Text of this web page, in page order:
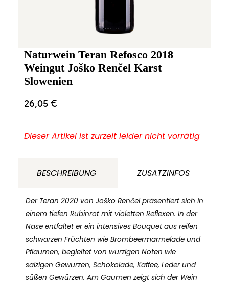
Naturwein Teran Refosco 2018
Weingut Joško Renčel Karst
Slowenien
26,05€
Dieser Artikel ist zurzeit leider nicht vorrätig
BESCHREIBUNG ZUSATZINFOS
Der Teran 2020 von Joško Renčel präsentiert sich in
einem tiefen Rubinrot mit violetten Reflexen. In der
Nase entfaltet er ein intensives Bouquet aus reifen
schwarzen Früchten wie Brombeermarmelade und
Pflaumen, begleitet von würzigen Noten wie
salzigen Gewürzen, Schokolade, Kaffee, Leder und
süßen Gewürzen. Am Gaumen zeigt sich der Wein